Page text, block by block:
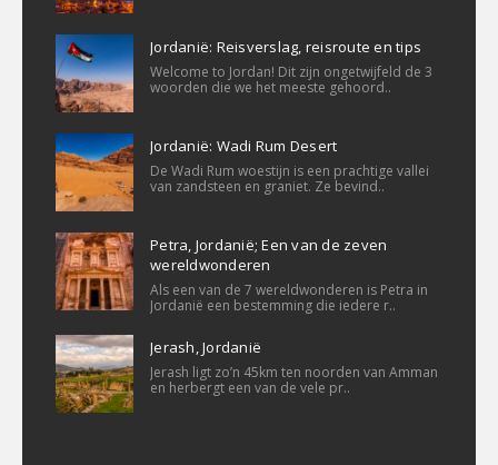
Jordanië: Reisverslag, reisroute en tips
Welcome to Jordan! Dit zijn ongetwijfeld de 3
woorden die we het meeste gehoord..
Jordanië: Wadi Rum Desert
De Wadi Rum woestijn is een prachtige vallei
van zandsteen en graniet. Ze bevind..
Petra, Jordanië; Een van de zeven
wereldwonderen
Als een van de 7 wereldwonderen is Petra in
Jordanië een bestemming die iedere r..
Jerash, Jordanië
Jerash ligt zo’n 45km ten noorden van Amman
en herbergt een van de vele pr..